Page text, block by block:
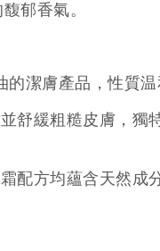
郁香氣。
潔膚產品，性質温
舒緩粗糙皮膚，獨
配方均蘊含天然成